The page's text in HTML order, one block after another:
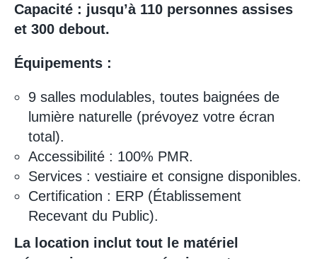
Capacité : jusqu’à 110 personnes assises
et 300 debout.
Équipements :
9 salles modulables, toutes baignées de
lumière naturelle (prévoyez votre écran
total).
Accessibilité : 100% PMR.
Services : vestiaire et consigne disponibles.
Certification : ERP (Établissement
Recevant du Public).
La location inclut tout le matériel